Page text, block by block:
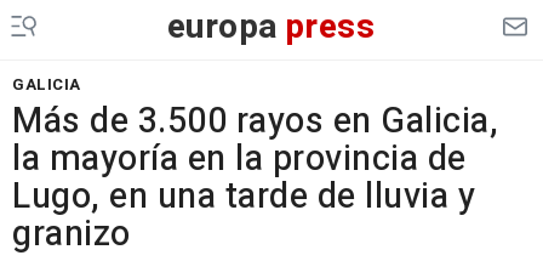
europa press
GALICIA
Más de 3.500 rayos en Galicia,
la mayoría en la provincia de
Lugo, en una tarde de lluvia y
granizo